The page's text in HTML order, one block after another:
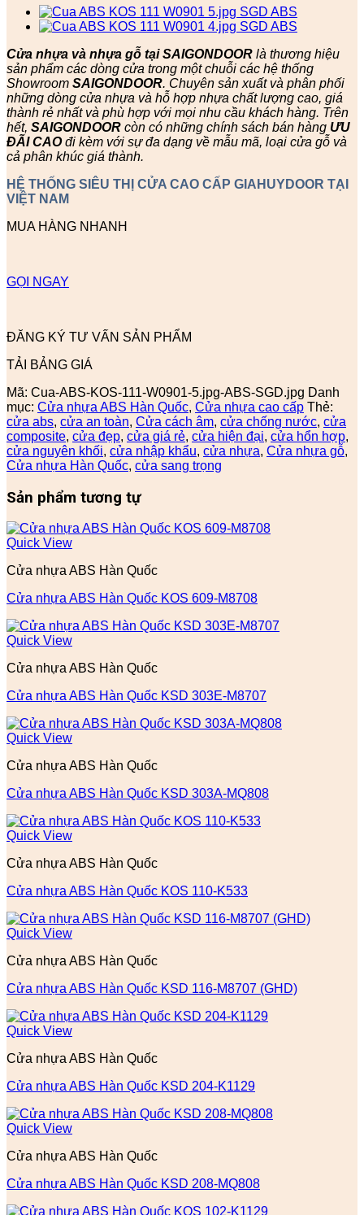
Cửa nhựa và nhựa gỗ tại SAIGONDOOR là thương hiệu
sản phẩm các dòng cửa trong một chuỗi các hệ thống
Showroom SAIGONDOOR. Chuyên sản xuất và phân phối
những dòng cửa nhựa và hỗ hợp nhựa chất lượng cao, giá
thành rẻ nhất và phù hợp với mọi nhu cầu khách hàng. Trên
hết, SAIGONDOOR còn có những chính sách bán hàng ƯU
ĐÃI CAOđi kèm với sự đa dạng về mẫu mã, loại cửa gỗ và
cả phân khúc giá thành.
HỆ THỐNG SIÊU THỊ CỬA CAO CẤP GIAHUYDOOR TẠI
VIỆT NAM
MUA HÀNG NHANH
GỌI NGAY
ĐĂNG KÝ TƯ VẤN SẢN PHẨM
TẢI BẢNG GIÁ
Mã: Cua-ABS-KOS-111-W0901-5.jpg-ABS-SGD.jpg Danh
mục: Cửa nhựa ABS Hàn Quốc, Cửa nhựa cao cấp Thẻ:
cửa abs, cửa an toàn, Cửa cách âm, cửa chống nước, cửa
composite, cửa đẹp, cửa giá rẻ, cửa hiện đại, cửa hổn hợp,
cửa nguyên khối, cửa nhập khẩu, cửa nhựa, Cửa nhựa gỗ,
Cửa nhựa Hàn Quốc, cửa sang trọng
Sản phẩm tương tự
Quick View
Cửa nhựa ABS Hàn Quốc
Cửa nhựa ABS Hàn Quốc KOS 609-M8708
Quick View
Cửa nhựa ABS Hàn Quốc
Cửa nhựa ABS Hàn Quốc KSD 303E-M8707
Quick View
Cửa nhựa ABS Hàn Quốc
Cửa nhựa ABS Hàn Quốc KSD 303A-MQ808
Quick View
Cửa nhựa ABS Hàn Quốc
Cửa nhựa ABS Hàn Quốc KOS 110-K533
Quick View
Cửa nhựa ABS Hàn Quốc
Cửa nhựa ABS Hàn Quốc KSD 116-M8707 (GHD)
Quick View
Cửa nhựa ABS Hàn Quốc
Cửa nhựa ABS Hàn Quốc KSD 204-K1129
Quick View
Cửa nhựa ABS Hàn Quốc
Cửa nhựa ABS Hàn Quốc KSD 208-MQ808